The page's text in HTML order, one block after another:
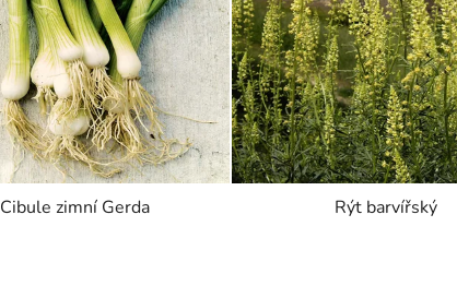
Cibule zimní Gerda Rýt barvířský